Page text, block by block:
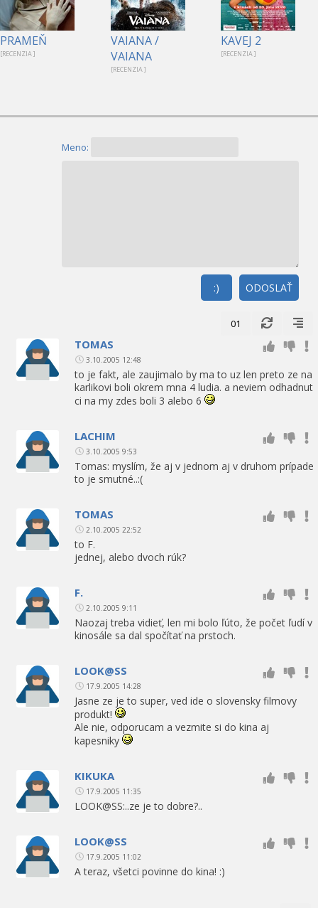
PRAMEŇ
[RECENZIA ]
VAIANA /
VAIANA
[RECENZIA ]
KAVEJ 2
[RECENZIA ]
Meno:
ODOSLAŤ
:)
01
TOMAS
3.10.2005 12:48
to je fakt, ale zaujimalo by ma to uz len preto ze na
karlikovi boli okrem mna 4 ludia. a neviem odhadnut
ci na my zdes boli 3 alebo 6
LACHIM
3.10.2005 9:53
Tomas: myslím, že aj v jednom aj v druhom prípade
to je smutné..:(
TOMAS
2.10.2005 22:52
to F.
jednej, alebo dvoch rúk?
F.
2.10.2005 9:11
Naozaj treba vidieť, len mi bolo ľúto, že počet ľudí v
kinosále sa dal spočítať na prstoch.
LOOK@SS
17.9.2005 14:28
Jasne ze je to super, ved ide o slovensky filmovy
produkt!
Ale nie, odporucam a vezmite si do kina aj
kapesniky
KIKUKA
17.9.2005 11:35
LOOK@SS:..ze je to dobre?..
LOOK@SS
17.9.2005 11:02
A teraz, všetci povinne do kina! :)